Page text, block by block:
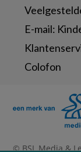
E-mail:
Colofon
© BSL Media &